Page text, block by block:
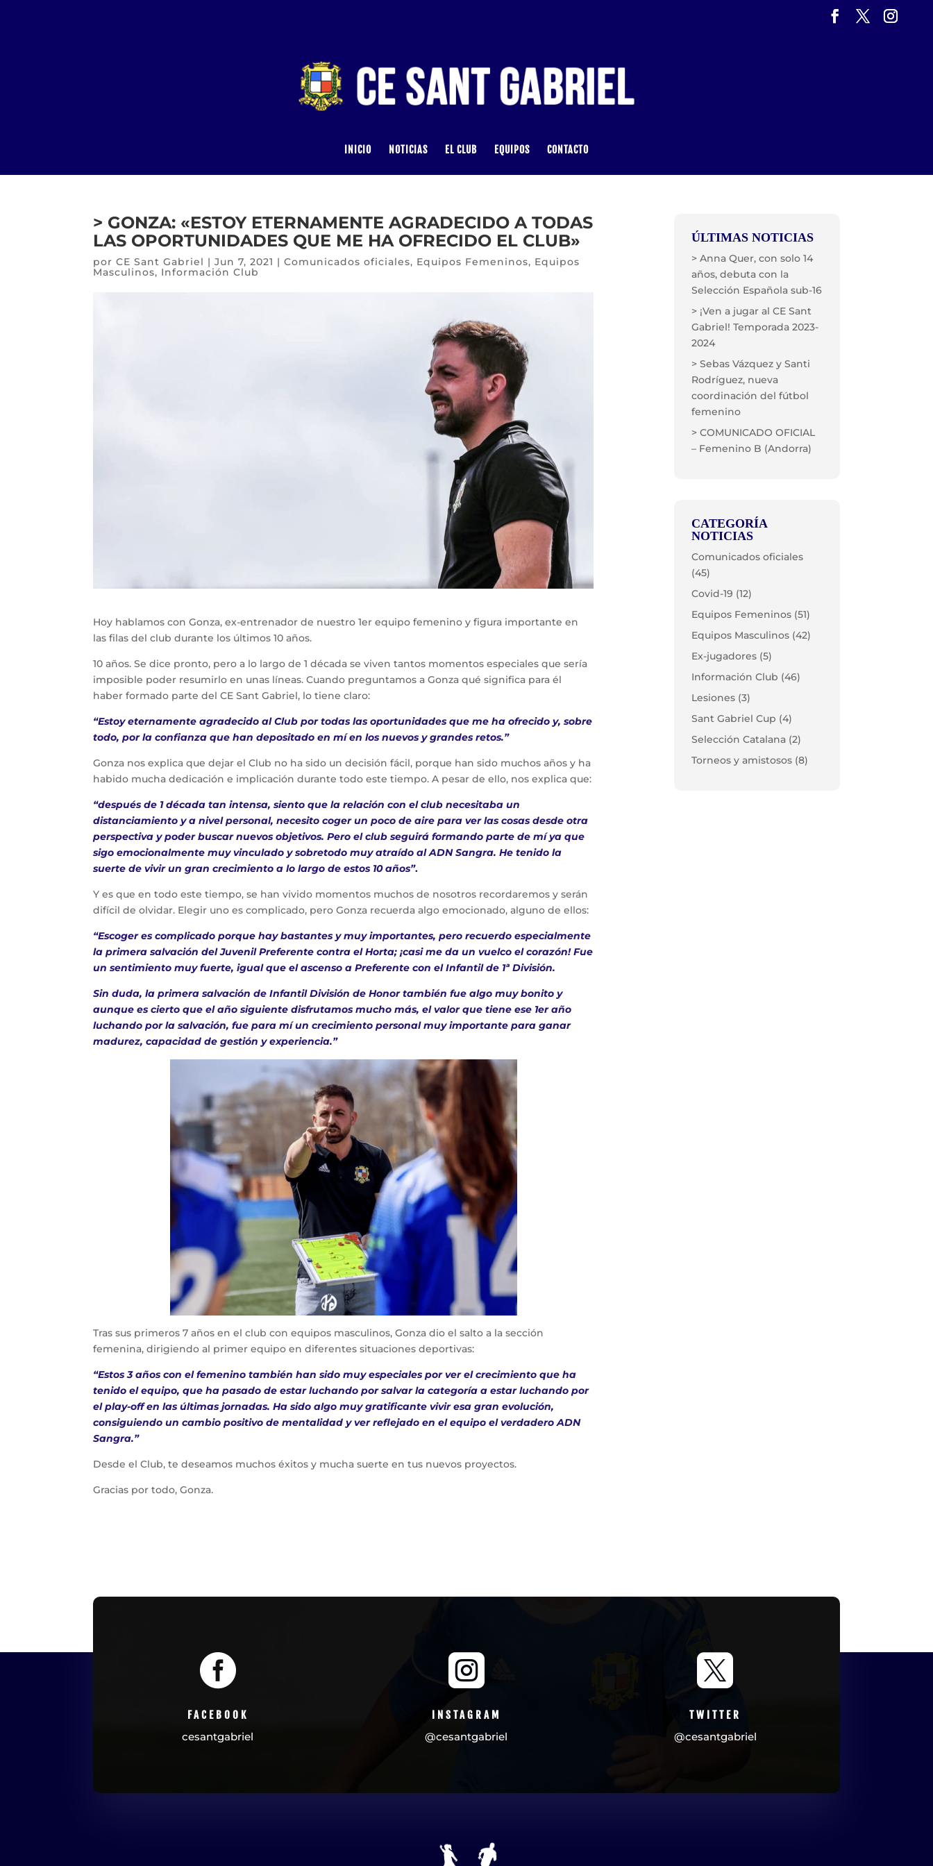
INICIO NOTICIAS EL CLUB EQUIPOS CONTACTO
> GONZA: «ESTOY ETERNAMENTE AGRADECIDO A TODAS
LAS OPORTUNIDADES QUE ME HA OFRECIDO EL CLUB»
porCE Sant Gabriel |Jun 7, 2021 |Comunicados oficiales, Equipos Femeninos, Equipos
Masculinos, Información Club
Hoy hablamos con Gonza, ex-entrenador de nuestro 1er equipo femenino y figura importante en
las filas del club durante los últimos 10 años.
10 años. Se dice pronto, pero a lo largo de 1 década se viven tantos momentos especiales que sería
imposible poder resumirlo en unas líneas. Cuando preguntamos a Gonza qué significa para él
haber formado parte del CE Sant Gabriel, lo tiene claro:
“Estoy eternamente agradecido al Club por todas las oportunidades que me ha ofrecido y, sobre
todo, por la confianza que han depositado en mí en los nuevos y grandes retos.”
Gonza nos explica que dejar el Club no ha sido un decisión fácil, porque han sido muchos años y ha
habido mucha dedicación e implicación durante todo este tiempo. A pesar de ello, nos explica que:
“después de 1 década tan intensa, siento que la relación con el club necesitaba un
distanciamiento y a nivel personal, necesito coger un poco de aire para ver las cosas desde otra
perspectiva y poder buscar nuevos objetivos. Pero el club seguirá formando parte de mí ya que
sigo emocionalmente muy vinculado y sobretodo muy atraído al ADN Sangra. He tenido la
suerte de vivir un gran crecimiento a lo largo de estos 10 años”.
Y es que en todo este tiempo, se han vivido momentos muchos de nosotros recordaremos y serán
difícil de olvidar. Elegir uno es complicado, pero Gonza recuerda algo emocionado, alguno de ellos:
“Escoger es complicado porque hay bastantes y muy importantes, pero recuerdo especialmente
la primera salvación del Juvenil Preferente contra el Horta; ¡casi me da un vuelco el corazón! Fue
un sentimiento muy fuerte, igual que el ascenso a Preferente con el Infantil de 1ª División.
Sin duda, la primera salvación de Infantil División de Honor también fue algo muy bonito y
aunque es cierto que el año siguiente disfrutamos mucho más, el valor que tiene ese 1er año
luchando por la salvación, fue para mí un crecimiento personal muy importante para ganar
madurez, capacidad de gestión y experiencia.”
Tras sus primeros 7 años en el club con equipos masculinos, Gonza dio el salto a la sección
femenina, dirigiendo al primer equipo en diferentes situaciones deportivas:
“Estos 3 años con el femenino también han sido muy especiales por ver el crecimiento que ha
tenido el equipo, que ha pasado de estar luchando por salvar la categoría a estar luchando por
el play-off en las últimas jornadas. Ha sido algo muy gratificante vivir esa gran evolución,
consiguiendo un cambio positivo de mentalidad y ver reflejado en el equipo el verdadero ADN
Sangra.”
Desde el Club, te deseamos muchos éxitos y mucha suerte en tus nuevos proyectos.
Gracias por todo, Gonza.
ÚLTIMAS NOTICIAS
> Anna Quer, con solo 14
años, debuta con la
Selección Española sub-16
> ¡Ven a jugar al CE Sant
Gabriel! Temporada 2023-
2024
> Sebas Vázquez y Santi
Rodríguez, nueva
coordinación del fútbol
femenino
> COMUNICADO OFICIAL
– Femenino B (Andorra)
CATEGORÍA
NOTICIAS
Comunicados oficiales
(45)
Covid-19 (12)
Equipos Femeninos(51)
Equipos Masculinos(42)
Ex-jugadores(5)
Información Club (46)
Lesiones(3)
Sant Gabriel Cup (4)
Selección Catalana (2)
Torneos y amistosos(8)

FACEBOOK
cesantgabriel

INSTAGRAM
@cesantgabriel

TWITTER
@cesantgabriel